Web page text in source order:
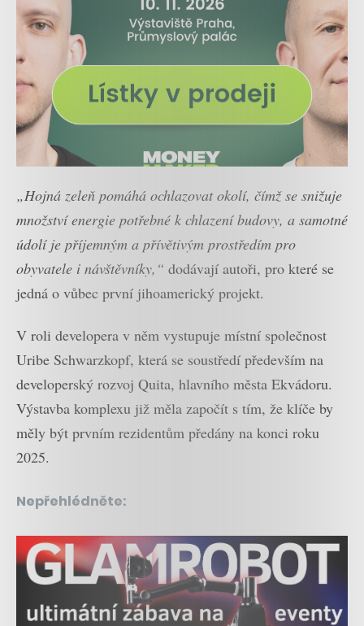
„Hojná zeleň pomáhá ochlazovat okolí, čímž se snižuje
množství energie potřebné k chlazení budovy, a samotné
údolí je příjemným a přívětivým prostředím pro
obyvatele i návštěvníky,“ dodávají autoři, pro které se
jedná o vůbec první jihoamerický projekt.
V roli developera v něm vystupuje místní společnost
Uribe Schwarzkopf, která se soustředí především na
developerský rozvoj Quita, hlavního města Ekvádoru.
Výstavba komplexu již měla započít s tím, že klíče by
měly být prvním rezidentům předány na konci roku
2025.
Nepřehlédněte: